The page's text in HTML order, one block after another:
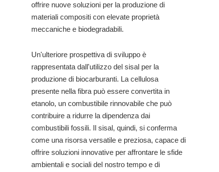
offrire nuove soluzioni per la produzione di
materiali compositi con elevate proprietà
meccaniche e biodegradabili.
Un'ulteriore prospettiva di sviluppo è
rappresentata dall'utilizzo del sisal per la
produzione di biocarburanti. La cellulosa
presente nella fibra può essere convertita in
etanolo, un combustibile rinnovabile che può
contribuire a ridurre la dipendenza dai
combustibili fossili. Il sisal, quindi, si conferma
come una risorsa versatile e preziosa, capace di
offrire soluzioni innovative per affrontare le sfide
ambientali e sociali del nostro tempo e di